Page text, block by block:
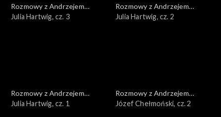
Rozmowy z Andrzejem
Doboszem
Julia Hartwig, cz. 3
Rozmowy z Andrzejem
Doboszem
Julia Hartwig, cz. 2
Rozmowy z Andrzejem
Doboszem
Julia Hartwig, cz. 1
Rozmowy z Andrzejem
Doboszem
Józef Chełmoński, cz. 2